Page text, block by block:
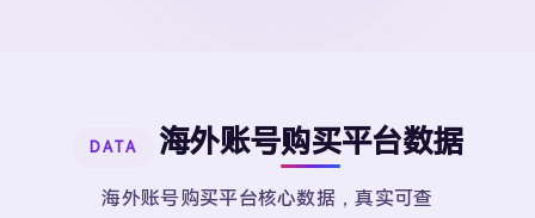
DATA 海外账号购买平台数据
海外账号购买平台核心数据，真实可查